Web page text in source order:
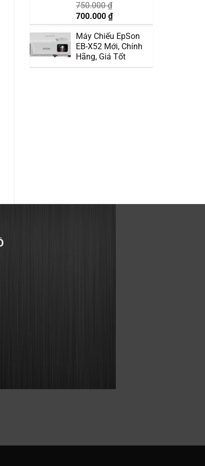
750.000₫
Giá
gốc
là:
750.000 ₫.
700.000 ₫Giá
hiện
tại
là:
700.000 ₫.
Máy Chiếu EpSon
EB-X52 Mới, Chính
Hãng, Giá Tốt